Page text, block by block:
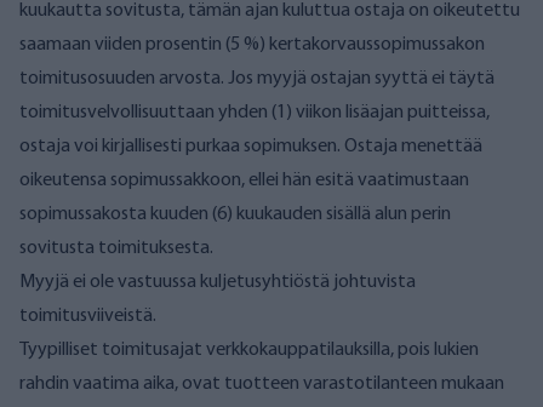
kuukautta sovitusta, tämän ajan kuluttua ostaja on oikeutettu
saamaan viiden prosentin (5 %) kertakorvaussopimussakon
toimitusosuuden arvosta. Jos myyjä ostajan syyttä ei täytä
toimitusvelvollisuuttaan yhden (1) viikon lisäajan puitteissa,
ostaja voi kirjallisesti purkaa sopimuksen. Ostaja menettää
oikeutensa sopimussakkoon, ellei hän esitä vaatimustaan
sopimussakosta kuuden (6) kuukauden sisällä alun perin
sovitusta toimituksesta.
Myyjä ei ole vastuussa kuljetusyhtiöstä johtuvista
toimitusviiveistä.
Tyypilliset toimitusajat verkkokauppatilauksilla, pois lukien
rahdin vaatima aika, ovat tuotteen varastotilanteen mukaan